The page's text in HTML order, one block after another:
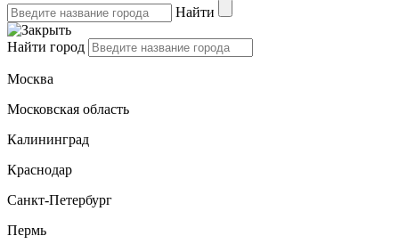
Найти
Найти город
Москва
Московская область
Калининград
Краснодар
Санкт-Петербург
Пермь